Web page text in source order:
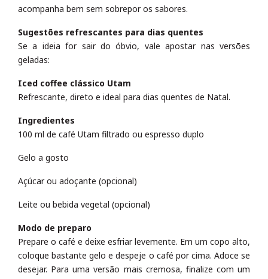
acompanha bem sem sobrepor os sabores.
Sugestões refrescantes para dias quentes
Se a ideia for sair do óbvio, vale apostar nas versões
geladas:
Iced coffee clássico Utam
Refrescante, direto e ideal para dias quentes de Natal.
Ingredientes
100 ml de café Utam filtrado ou espresso duplo
Gelo a gosto
Açúcar ou adoçante (opcional)
Leite ou bebida vegetal (opcional)
Modo de preparo
Prepare o café e deixe esfriar levemente. Em um copo alto,
coloque bastante gelo e despeje o café por cima. Adoce se
desejar. Para uma versão mais cremosa, finalize com um